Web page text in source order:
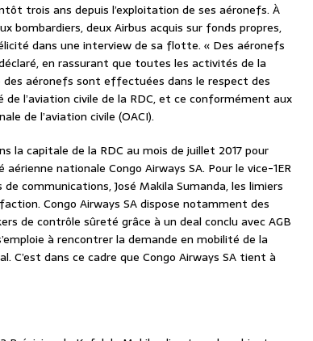
trois ans depuis l’exploitation de ses aéronefs. À
bombardiers, deux Airbus acquis sur fonds propres,
dans une interview de sa flotte. « Des aéronefs
en rassurant que toutes les activités de la
aéronefs sont effectuées dans le respect des
l’aviation civile de la RDC, et ce conformément aux
de l’aviation civile (OACI).
la capitale de la RDC au mois de juillet 2017 pour
nationale Congo Airways SA. Pour le vice-1ER
communications, José Makila Sumanda, les limiers
Congo Airways SA dispose notamment des
de contrôle sûreté grâce à un deal conclu avec AGB
à rencontrer la demande en mobilité de la
C’est dans ce cadre que Congo Airways SA tient à